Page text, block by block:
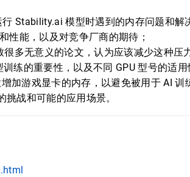
Stability.ai 模型时遇到的内存问题和解
性能，以及对竞争厂商的期待；
多无意义的论文，认为应该减少这种压
练的重要性，以及不同 GPU 型号的适用
加游戏显卡的内存，以避免被用于 AI 训
战和可能的应用场景。